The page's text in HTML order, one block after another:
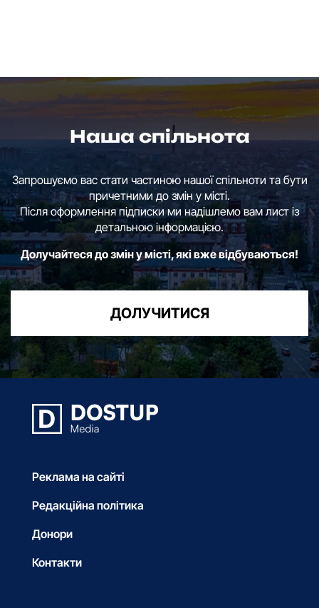
Наша спільнота
Запрошуємо вас стати частиною нашої спільноти та бути
причетними до змін у місті.
Після оформлення підписки ми надішлемо вам лист із
детальною інформацією.
Долучайтеся до змін у місті, які вже відбуваються!
ДОЛУЧИТИСЯ
Реклама на сайті
Редакційна політика
Донори
Контакти